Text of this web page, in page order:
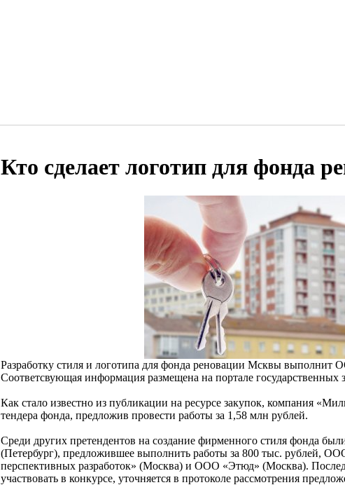
Кто сделает логотип для фонда
Разработку стиля и логотипа для фонда реновации Мсквы
Соответсвующая информация размещена на портале государственных
Как стало известно из публикации на ресурсе закупок, компания
тендера фонда, предложив провести работы за 1,58 млн рублей.
Среди других претендентов на создание фирменного стиля фонда
(Петербург), предложившее выполнить работы за 800 тыс. рублей,
перспективных разработок» (Москва) и ООО «Этюд» (Москва).
участвовать в конкурсе, уточняется в протоколе рассмотрения